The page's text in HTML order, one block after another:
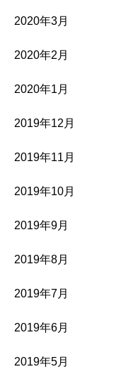
2020年3月
2020年2月
2020年1月
2019年12月
2019年11月
2019年10月
2019年9月
2019年8月
2019年7月
2019年6月
2019年5月